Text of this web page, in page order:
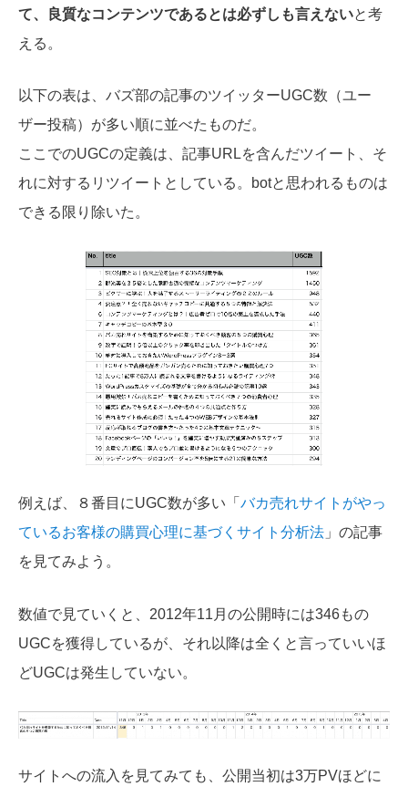
て、良質なコンテンツであるとは必ずしも言えないと考
える。
以下の表は、バズ部の記事のツイッターUGC数（ユー
ザー投稿）が多い順に並べたものだ。
ここでのUGCの定義は、記事URLを含んだツイート、そ
れに対するリツイートとしている。botと思われるものは
できる限り除いた。
例えば、８番目にUGC数が多い「 バカ売れサイトがやっ
ているお客様の購買心理に基づくサイト分析法 」の記事
を見てみよう。
数値で見ていくと、2012年11月の公開時には346もの
UGCを獲得しているが、それ以降は全くと言っていいほ
どUGCは発生していない。
サイトへの流入を見てみても、公開当初は3万PVほどに